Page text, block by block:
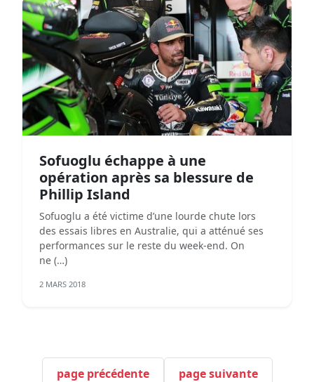
Sofuoglu échappe à une
opération après sa blessure de
Phillip Island
Sofuoglu a été victime d’une lourde chute lors
des essais libres en Australie, qui a atténué ses
performances sur le reste du week-end. On
ne (…)
2 MARS 2018
page précédente page suivante